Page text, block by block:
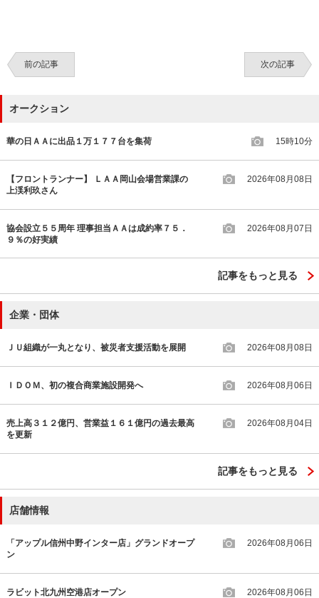
前の記事 次の記事
オークション
華の日ＡＡに出品１万１７７台を集荷 15時10分
【フロントランナー】 ＬＡＡ岡山会場営業課の
上渓利玖さん
2026年08月08日
協会設立５５周年 理事担当ＡＡは成約率７５．
９％の好実績
2026年08月07日
記事をもっと見る
企業・団体
ＪＵ組織が一丸となり、被災者支援活動を展開 2026年08月08日
ＩＤＯＭ、初の複合商業施設開発へ 2026年08月06日
売上高３１２億円、営業益１６１億円の過去最高
を更新
2026年08月04日
記事をもっと見る
店舗情報
「アップル信州中野インター店」グランドオープ
ン
2026年08月06日
ラビット北九州空港店オープン 2026年08月06日